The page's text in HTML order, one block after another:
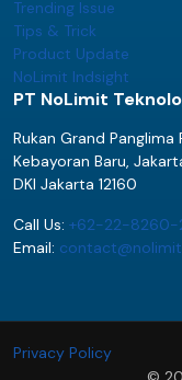
Trending Issue
Tips & Trick
Product Update
NoLimit Indsight
PT NoLimit
Rukan Grand Panglima
Kebayoran Baru,
DKI Jakarta 12160
Call Us: +62-22-8260-
Email:
Privacy Policy